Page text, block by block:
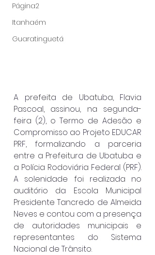
Página2
Itanhaém
Guaratinguetá
A prefeita de Ubatuba, Flavia
Pascoal, assinou, na segunda-
feira (2), o Termo de Adesão e
Compromisso ao Projeto EDUCAR
PRF, formalizando a parceria
entre a Prefeitura de Ubatuba e
a Polícia Rodoviária Federal (PRF).
A solenidade foi realizada no
auditório da Escola Municipal
Presidente Tancredo de Almeida
Neves e contou com a presença
de autoridades municipais e
representantes do Sistema
Nacional de Trânsito.